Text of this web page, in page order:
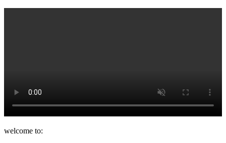
welcome to: